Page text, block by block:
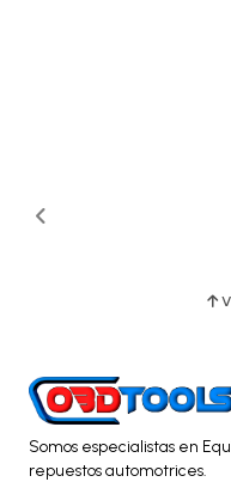
Somos especialistas en
repuestos automotrices.